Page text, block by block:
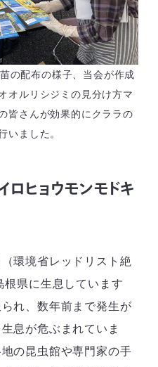
の配布の様子、当会が作成
オルリシジミの見分け方マ
皆さんが効果的にクララの
いました。
ロヒョウモンモドキ
環境省レッドリスト絶
県に生息しています
れ、数年前まで発生が
息が危ぶまれていま
の昆虫館や専門家の手